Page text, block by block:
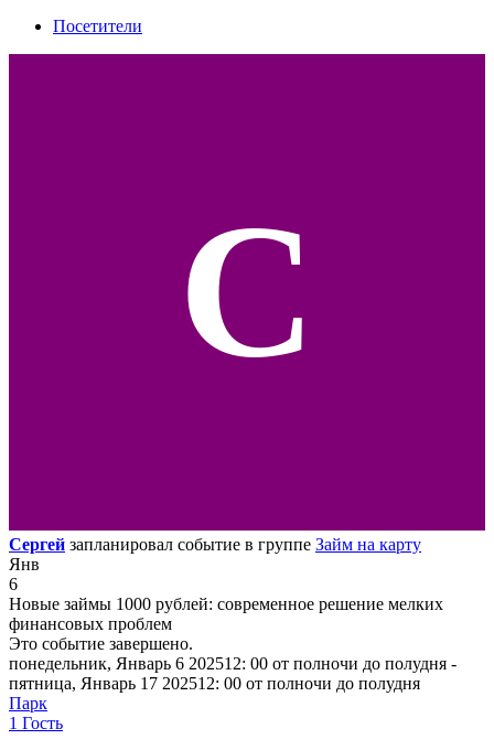
Посетители
С
Сергей запланировал событие в группе Займ на карту
Янв
6
Новые займы 1000 рублей: современное решение мелких
финансовых проблем
Это событие завершено.
понедельник, Январь 6 202512: 00 от полночи до полудня -
пятница, Январь 17 202512: 00 от полночи до полудня
Парк
1 Гость